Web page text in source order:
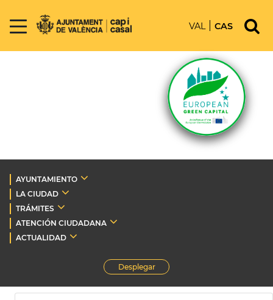
VAL CAS
AYUNTAMIENTO
LA CIUDAD
TRÁMITES
ATENCIÓN CIUDADANA
ACTUALIDAD
Desplegar